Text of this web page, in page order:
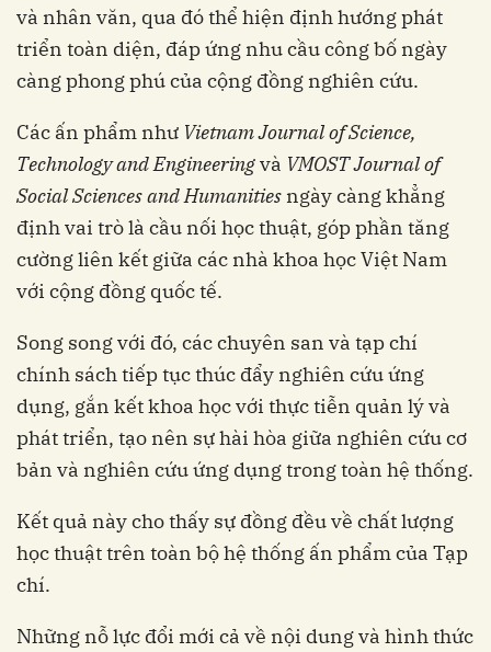
và nhân văn, qua đó thể hiện định hướng phát
triển toàn diện, đáp ứng nhu cầu công bố ngày
càng phong phú của cộng đồng nghiên cứu.
Các ấn phẩm như Vietnam Journal of Science,
Technology and Engineeringvà VMOST Journal of
Social Sciences and Humanities ngày càng khẳng
định vai trò là cầu nối học thuật, góp phần tăng
cường liên kết giữa các nhà khoa học Việt Nam
với cộng đồng quốc tế.
Song song với đó, các chuyên san và tạp chí
chính sách tiếp tục thúc đẩy nghiên cứu ứng
dụng, gắn kết khoa học với thực tiễn quản lý và
phát triển, tạo nên sự hài hòa giữa nghiên cứu cơ
bản và nghiên cứu ứng dụng trong toàn hệ thống.
Kết quả này cho thấy sự đồng đều về chất lượng
học thuật trên toàn bộ hệ thống ấn phẩm của Tạp
chí.
Những nỗ lực đổi mới cả về nội dung và hình thức